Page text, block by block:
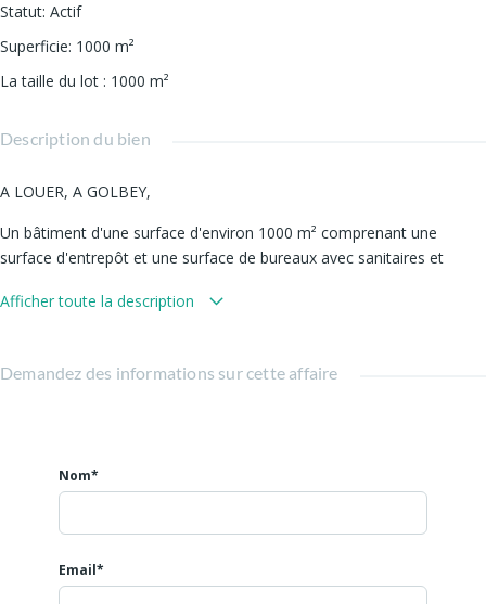
Statut: Actif
Superficie: 1000 m²
La taille du lot : 1000 m²
Description du bien
A LOUER, A GOLBEY,
Un bâtiment d'une surface d'environ 1000 m² comprenant une
surface d'entrepôt et une surface de bureaux avec sanitaires et
parking en commun avec les autres occupants de l'immeuble,
Afficher toute la description
Demandez des informations sur cette affaire
Nom*
Email*